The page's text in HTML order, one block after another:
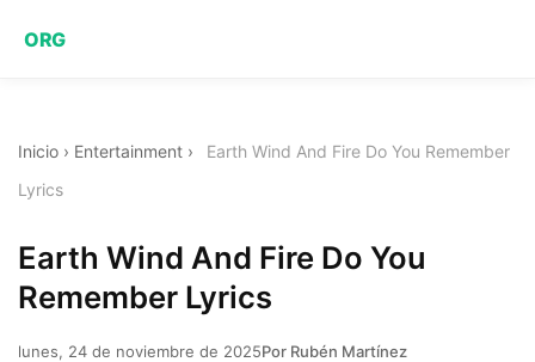
ORG
Inicio › Entertainment ›
Earth Wind And Fire Do You Remember
Lyrics
Earth Wind And Fire Do You
Remember Lyrics
lunes, 24 de noviembre de 2025Por Rubén Martínez